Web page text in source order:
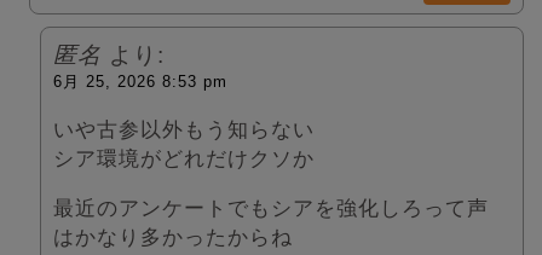
匿名 より:
6月 25, 2026 8:53 pm
いや古参以外もう知らない
シア環境がどれだけクソか
最近のアンケートでもシアを強化しろって声
はかなり多かったからね